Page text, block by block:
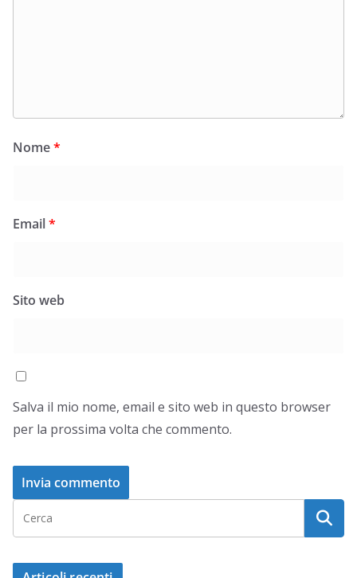
Nome*
Email*
Sito web
Salva il mio nome, email e sito web in questo browser
per la prossima volta che commento.